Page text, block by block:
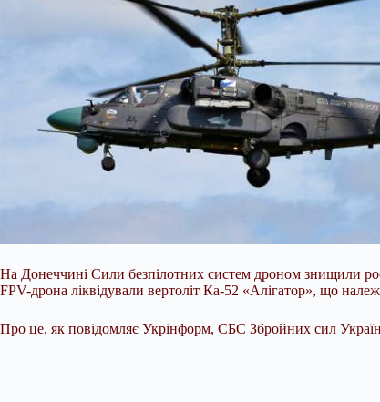
На Донеччині Сили безпілотних систем дроном знищили
FPV-дрона ліквідували вертоліт Ка-52 «Алігатор», що
Про це, як повідомляє Укрінформ, СБС Збройних сил